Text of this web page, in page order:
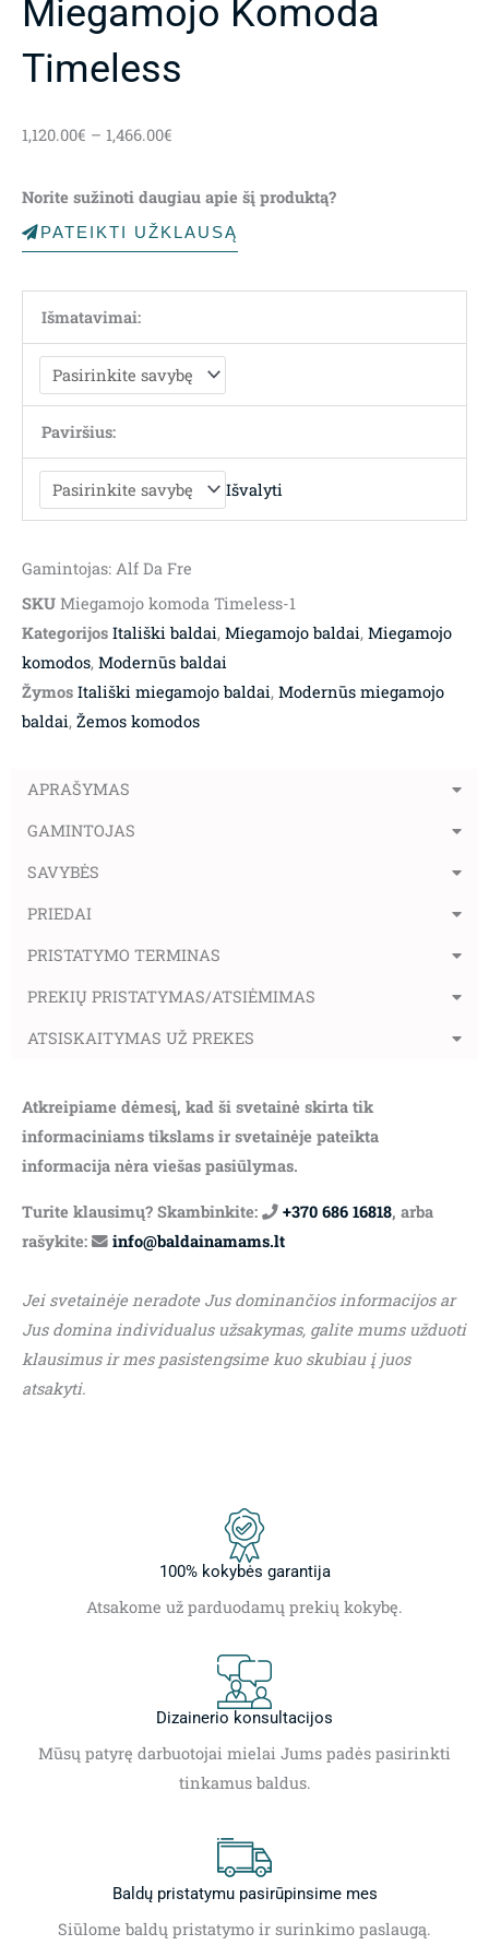
Miegamojo Komoda
Timeless
1,120.00€ – 1,466.00€
through
1,466.00€
Norite sužinoti daugiau apie šį produktą?
PATEIKTI UŽKLAUSĄ
Išmatavimai:
Paviršius:
Išvalyti
Gamintojas: Alf Da Fre
SKU Miegamojo komoda Timeless-1
Kategorijos Itališki baldai, Miegamojo baldai, Miegamojo
komodos, Modernūs baldai
Žymos Itališki miegamojo baldai, Modernūs miegamojo
baldai, Žemos komodos
APRAŠYMAS
GAMINTOJAS
SAVYBĖS
PRIEDAI
PRISTATYMO TERMINAS
PREKIŲ PRISTATYMAS/ATSIĖMIMAS
ATSISKAITYMAS UŽ PREKES
Atkreipiame dėmesį, kad ši svetainė skirta tik
informaciniams tikslams ir svetainėje pateikta
informacija nėra viešas pasiūlymas.
Turite klausimų? Skambinkite: +370 686 16818, arba
rašykite:
info@baldainamams.lt
Jei svetainėje neradote Jus dominančios informacijos ar
Jus domina individualus užsakymas, galite mums užduoti
klausimus ir mes pasistengsime kuo skubiau į juos
atsakyti.
100% kokybės garantija
Atsakome už parduodamų prekių kokybę.
Dizainerio konsultacijos
Mūsų patyrę darbuotojai mielai Jums padės pasirinkti
tinkamus baldus.
Baldų pristatymu pasirūpinsime mes
Siūlome baldų pristatymo ir surinkimo paslaugą.